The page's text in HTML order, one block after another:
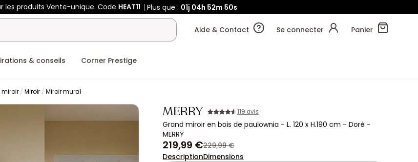
les produits Vente-unique. Code HEAT11 Plus que : 01j 04h 52m 48s
Aide & Contact Se connecter Panier
& conseils Corner Prestige
miroir Miroir Miroir mural
MERRY 119 avis
Grand miroir en bois de paulownia - L. 120 x H.190 cm - Doré -
MERRY
219,99 €229,99 €
DescriptionDimensions